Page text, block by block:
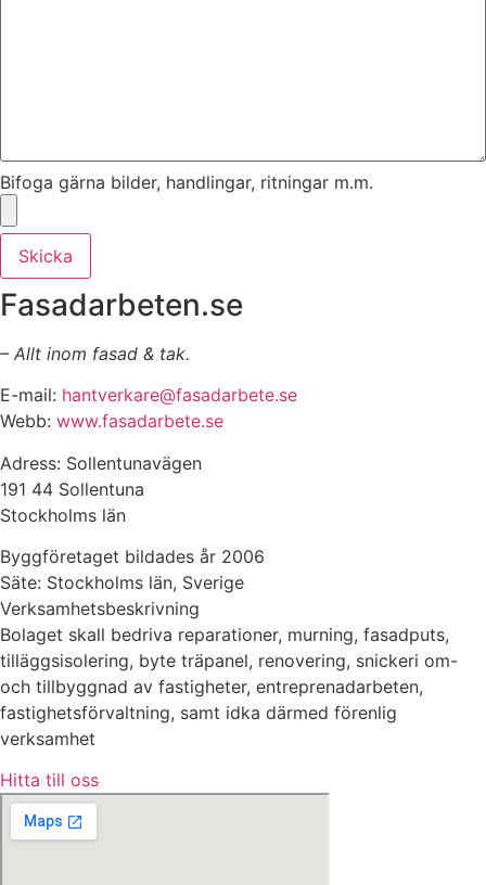
Bifoga gärna bilder, handlingar, ritningar m.m.
Skicka
Fasadarbeten.se
– Allt inom fasad & tak.
E-mail: hantverkare@fasadarbete.se
Webb: www.fasadarbete.se
Adress: Sollentunavägen
191 44 Sollentuna
Stockholms län
Byggföretaget bildades år 2006
Säte: Stockholms län, Sverige
Verksamhetsbeskrivning
Bolaget skall bedriva reparationer, murning, fasadputs,
tilläggsisolering, byte träpanel, renovering, snickeri om-
och tillbyggnad av fastigheter, entreprenadarbeten,
fastighetsförvaltning, samt idka därmed förenlig
verksamhet
Hitta till oss